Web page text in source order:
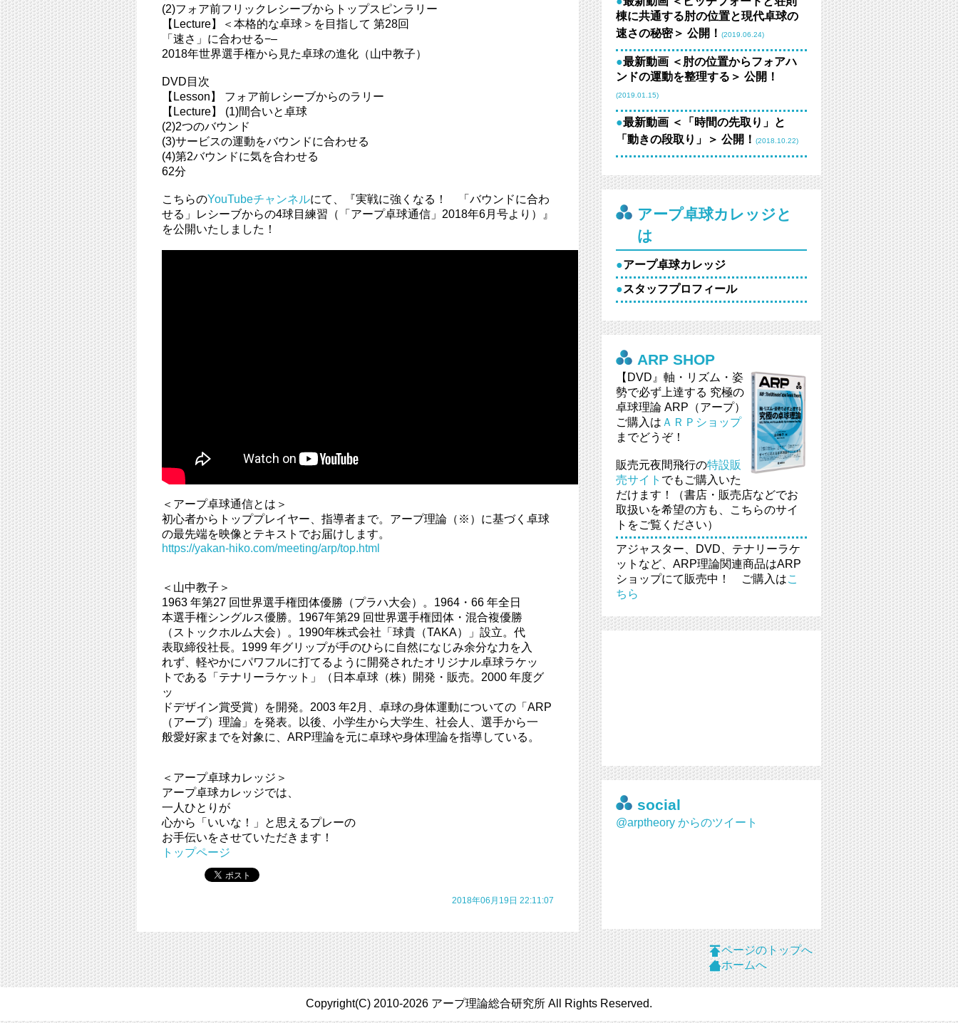
(2)フォア前フリックレシーブからトップスピンラリー
【Lecture】＜本格的な卓球＞を目指して 第28回
「速さ」に合わせる−–
2018年世界選手権から見た卓球の進化（山中教子）
DVD目次
【Lesson】 フォア前レシーブからのラリー
【Lecture】 (1)間合いと卓球
(2)2つのバウンド
(3)サービスの運動をバウンドに合わせる
(4)第2バウンドに気を合わせる
62分
こちらのYouTubeチャンネルにて、『実戦に強くなる！ 「バウンドに合わ
せる」レシーブからの4球目練習（「アープ卓球通信」2018年6月号より）』
を公開いたしました！
＜アープ卓球通信とは＞
初心者からトッププレイヤー、指導者まで。アープ理論（※）に基づく卓球
の最先端を映像とテキストでお届けします。
https://yakan-hiko.com/meeting/arp/top.html
＜山中教子＞
1963 年第27 回世界選手権団体優勝（プラハ大会）。1964・66 年全日
本選手権シングルス優勝。1967年第29 回世界選手権団体・混合複優勝
（ストックホルム大会）。1990年株式会社「球貴（TAKA）」設立。代
表取締役社長。1999 年グリップが手のひらに自然になじみ余分な力を入
れず、軽やかにパワフルに打てるように開発されたオリジナル卓球ラケッ
トである「テナリーラケット」（日本卓球（株）開発・販売。2000 年度グ
ッ
ドデザイン賞受賞）を開発。2003 年2月、卓球の身体運動についての「ARP
（アープ）理論」を発表。以後、小学生から大学生、社会人、選手から一
般愛好家までを対象に、ARP理論を元に卓球や身体理論を指導している。
＜アープ卓球カレッジ＞
アープ卓球カレッジでは、
一人ひとりが
心から「いいな！」と思えるプレーの
お手伝いをさせていただきます！
トップページ
2018年06月19日 22:11:07
棟に共通する肘の位置と現代卓球の
速さの秘密＞ 公開！ (2019.06.24)
●最新動画 ＜肘の位置からフォアハ
ンドの運動を整理する＞ 公開！
(2019.01.15)
●最新動画 ＜「時間の先取り」と
「動きの段取り」＞ 公開！ (2018.10.22)
アープ卓球カレッジと
は
●アープ卓球カレッジ
●スタッフプロフィール
ARP SHOP
【DVD』軸・リズム・姿
勢で必ず上達する 究極の
卓球理論 ARP（アープ）
ご購入は ＡＲＰショップ
までどうぞ！
販売元夜間飛行の特設販
売サイト でもご購入いた
だけます！（書店・販売店などでお
取扱いを希望の方も、こちらのサイ
トをご覧ください）
アジャスター、DVD、テナリーラケ
ットなど、ARP理論関連商品はARP
ショップにて販売中！ ご購入はこ
ちら
social
@arptheory からのツイート
ページのトップへ
ホームへ
Copyright(C) 2010-2026 アープ理論総合研究所 All Rights Reserved.